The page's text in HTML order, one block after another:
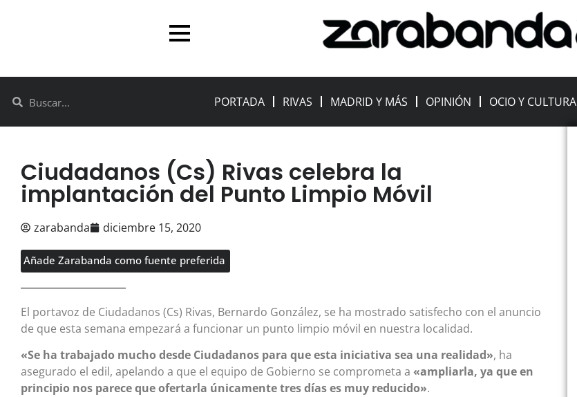
PORTADA RIVAS MADRID Y MÁS OPINIÓN OCIO Y CULTURA
Ciudadanos (Cs) Rivas celebra la
implantación del Punto Limpio Móvil
zarabanda diciembre 15, 2020
Añade Zarabanda como fuente preferida
El portavoz de Ciudadanos (Cs) Rivas, Bernardo González, se ha mostrado satisfecho con el anuncio
de que esta semana empezará a funcionar un punto limpio móvil en nuestra localidad.
«Se ha trabajado mucho desde Ciudadanos para que esta iniciativa sea una realidad», ha
asegurado el edil, apelando a que el equipo de Gobierno se comprometa a «ampliarla, ya que en
principio nos parece que ofertarla únicamente tres días es muy reducido».